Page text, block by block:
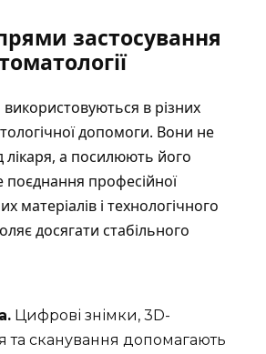
застосування
в різних
допомоги. Вони не
лікаря, а посилюють його
професійної
матеріалів і технологічного
досягати стабільного
Цифрові знімки, 3D-
та сканування допомагають